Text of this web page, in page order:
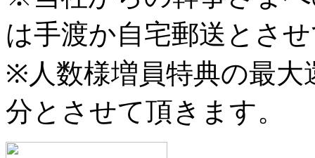
は手渡か自宅郵送とさ
※人数様増員特典の最大
分とさせて頂きます。